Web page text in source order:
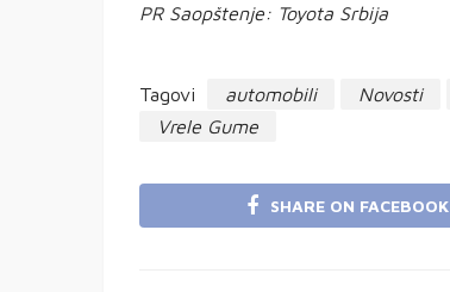
PR Saopštenje: Toyota Srbija
Tagovi automobili Novosti
Vrele Gume
SHARE ON FACEBOOK